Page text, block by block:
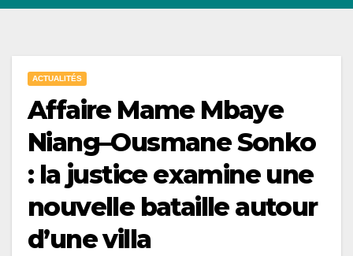
ACTUALITÉS
Affaire Mame Mbaye
Niang–Ousmane Sonko
: la justice examine une
nouvelle bataille autour
d’une villa